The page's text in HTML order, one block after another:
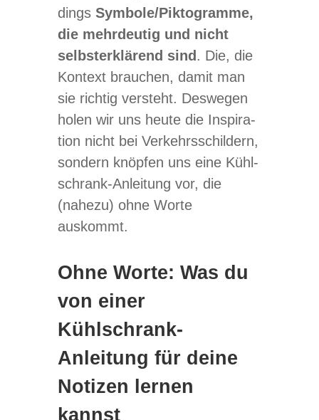
dings Symbole/​Piktogramme,
die mehr­deu­tig und nicht
selbst­er­klä­rend sind . Die, die
Kon­text brau­chen, damit man
sie rich­tig ver­steht. Des­we­gen
holen wir uns heute die Inspi­ra­
tion nicht bei Ver­kehrs­schil­dern,
son­dern knöp­fen uns eine Kühl­
schrank-Anlei­tung vor, die
(nahezu) ohne Worte
auskommt.
Ohne Worte: Was du
von einer
Kühlschrank-
Anleitung für deine
Notizen lernen
kannst